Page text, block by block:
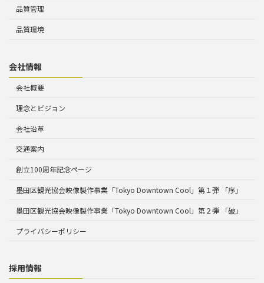
品質管理
品質環境
会社情報
会社概要
理念とビジョン
会社沿革
交通案内
創立100周年記念ページ
墨田区観光協会映像製作事業「Tokyo Downtown Cool」第１弾 「序」
墨田区観光協会映像製作事業「Tokyo Downtown Cool」第２弾 「破」
プライバシーポリシー
採用情報